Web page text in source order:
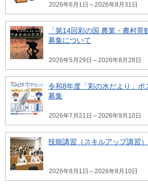
2026年6月1日～2026年8月31日
「第14回彩の国 農業・農村景
募集について
2026年5月29日～2026年8月28日
令和8年度「彩の水だより」ポ
募集
2026年7月21日～2026年9月10日
技能講習（スキルアップ講習
2026年8月1日～2026年8月10日